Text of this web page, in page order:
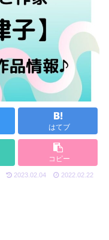
はてブ
コピー
2023.02.04 2022.02.22